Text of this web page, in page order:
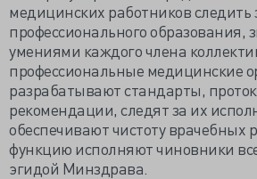
медицинских работников следить
профессионального образования,
умениями каждого члена
профессиональные медицинские
разрабатывают стандарты,
рекомендации, следят за их
обеспечивают чистоту врачебных
функцию исполняют чиновники
эгидой Минздрава.